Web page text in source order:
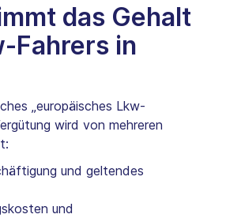
das Gehalt
Fahrers in
„europäisches Lkw-
wird von mehreren
und geltendes
und